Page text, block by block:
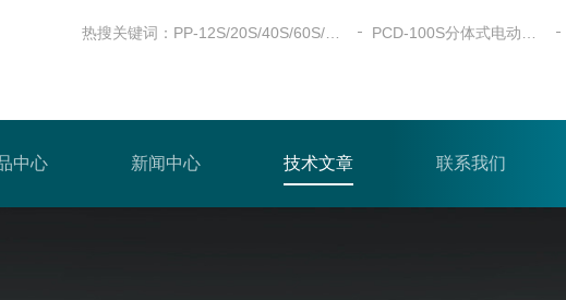
热搜关键词：
中心 新闻中心 技术文章 联系我们